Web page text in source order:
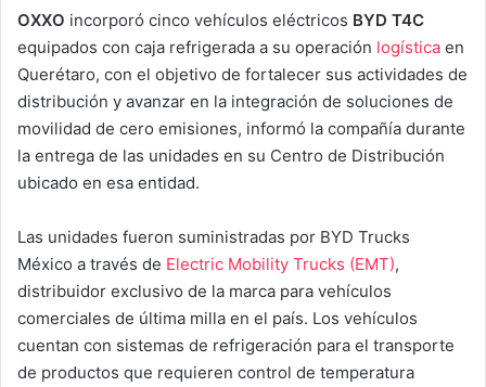
OXXO incorporó cinco vehículos eléctricos BYD T4C
equipados con caja refrigerada a su operación logística en
Querétaro, con el objetivo de fortalecer sus actividades de
distribución y avanzar en la integración de soluciones de
movilidad de cero emisiones, informó la compañía durante
la entrega de las unidades en su Centro de Distribución
ubicado en esa entidad.
Las unidades fueron suministradas por BYD Trucks
México a través de Electric Mobility Trucks (EMT),
distribuidor exclusivo de la marca para vehículos
comerciales de última milla en el país. Los vehículos
cuentan con sistemas de refrigeración para el transporte
de productos que requieren control de temperatura